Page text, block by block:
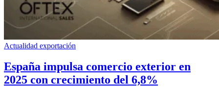
Actualidad exportación
España impulsa comercio exterior en
2025 con crecimiento del 6,8%